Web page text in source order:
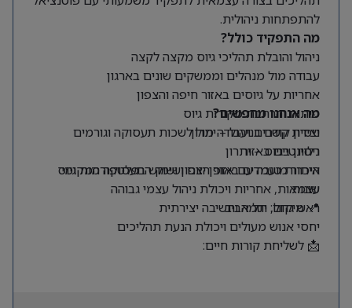
להתפתחות ניהולית.
מה התפקיד כולל?
ניהול והובלת תהליכי גיוס מקצה לקצה
עבודה מול מנהלים וממשקים שונים בארגון
אחריות על גיוסים באזור חיפה והצפון
פיתוח והרחבת מקורות גיוס
יצירת קשרים ועבודה מול לשכות תעסוקה וגורמים
רלוונטיים באזור
איתור מועמדים באופן יזום ושימוש בפלטפורמות גיוס
שונות
מה אנחנו מחפשים?
ניסיון קודם בניהול – יתרון
ניסיון בגיוס – יתרון
היכרות טובה עם אזור הצפון ושוק התעסוקה המקומי
עצמאות, אחריות ויכולת ניהול עצמי גבוהה
ראש גדול, יוזמה וחשיבה יצירתית
יחסי אנוש מעולים ויכולת הנעת תהליכים
📍 מיקום: תל אביב
📩 לשליחת קורות חיים: